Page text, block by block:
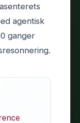
agentisk
ganger